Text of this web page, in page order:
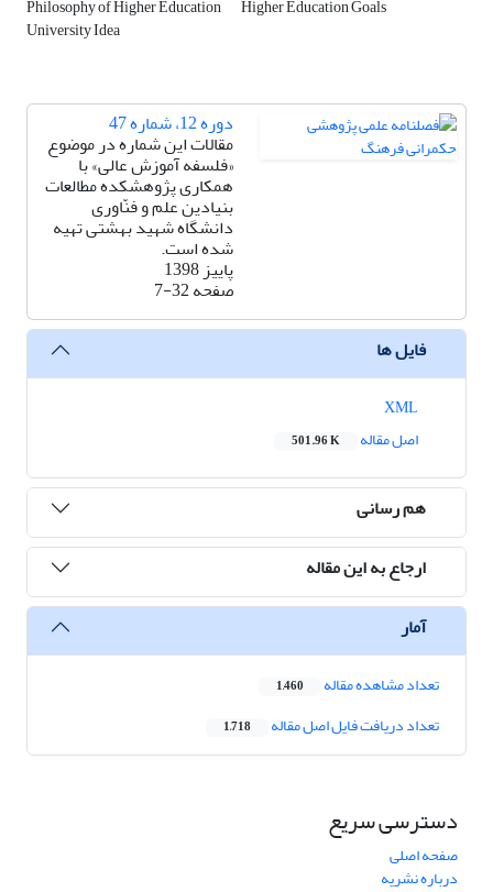
Philosophy of Higher Education Higher Education Goals
University Idea
دوره 12، شماره 47
مقالات این شماره در موضوع
«فلسفه آموزش عالی» با
همکاری پژوهشکده مطالعات
بنیادین علم و فنّاوری
دانشگاه شهید بهشتی تهیه
شده است.
پاییز 1398
صفحه7-32
فایل ها
اصل مقاله
501.96 K
هم رسانی
ارجاع به این مقاله
آمار
تعداد مشاهده مقاله 1,460
تعداد دریافت فایل اصل مقاله 1,718
دسترسی سریع
صفحه اصلی
درباره نشریه